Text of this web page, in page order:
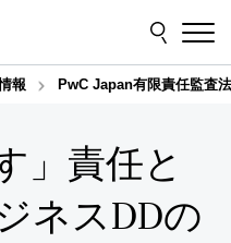
報 PwC Japan有限責任監査
」責任と
ネスDDの